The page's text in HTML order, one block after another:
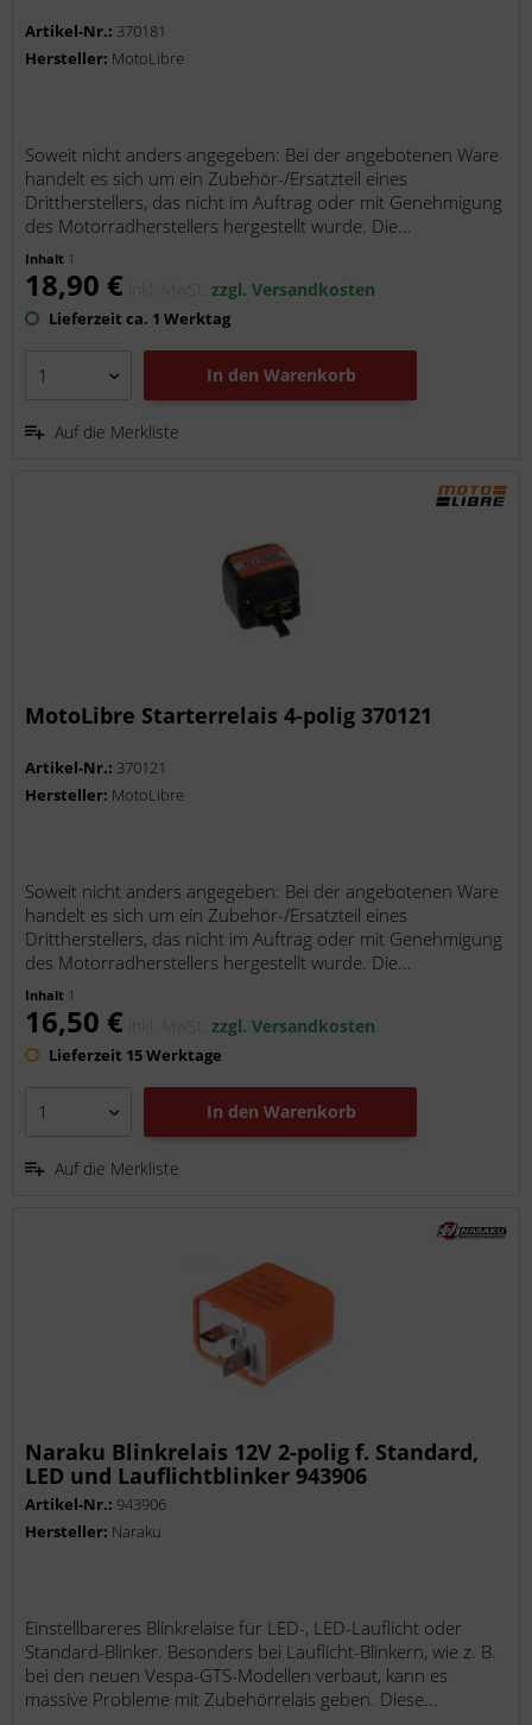
Artikel-Nr.: 370181
Hersteller: MotoLibre
Soweit nicht anders angegeben: Bei der angebotenen Ware
handelt es sich um ein Zubehör-/Ersatzteil eines
Drittherstellers, das nicht im Auftrag oder mit Genehmigung
des Motorradherstellers hergestellt wurde. Die...
Inhalt 1
18,90 € inkl. MwSt.zzgl. Versandkosten
Lieferzeit ca. 1 Werktag
In den Warenkorb
Auf die Merkliste
MotoLibre Starterrelais 4-polig 370121
Artikel-Nr.: 370121
Hersteller: MotoLibre
Soweit nicht anders angegeben: Bei der angebotenen Ware
handelt es sich um ein Zubehör-/Ersatzteil eines
Drittherstellers, das nicht im Auftrag oder mit Genehmigung
des Motorradherstellers hergestellt wurde. Die...
Inhalt 1
16,50 € inkl. MwSt.zzgl. Versandkosten
Lieferzeit 15 Werktage
In den Warenkorb
Auf die Merkliste
Naraku Blinkrelais 12V 2-polig f. Standard,
LED und Lauflichtblinker 943906
Artikel-Nr.: 943906
Hersteller: Naraku
Einstellbareres Blinkrelaise für LED-, LED-Lauflicht oder
Standard-Blinker. Besonders bei Lauflicht-Blinkern, wie z. B.
bei den neuen Vespa-GTS-Modellen verbaut, kann es
massive Probleme mit Zubehörrelais geben. Diese...